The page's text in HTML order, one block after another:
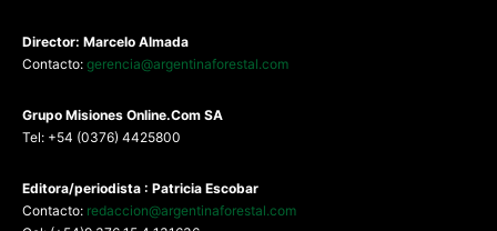
Director: Marcelo Almada
Contacto: gerencia@argentinaforestal.com
Grupo Misiones Online.Com SA
Tel: +54 (0376) 4425800
Editora/periodista : Patricia Escobar
Contacto: redaccion@argentinaforestal.com